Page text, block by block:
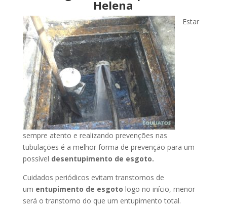
Helena
Estar
sempre atento e realizando prevenções nas
tubulações é a melhor forma de prevenção para um
possível desentupimento de esgoto.
Cuidados periódicos evitam transtornos de
um entupimento de esgoto logo no início, menor
será o transtorno do que um entupimento total.